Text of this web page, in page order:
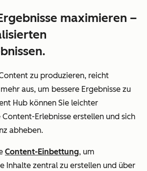
maximieren –
zu produzieren, reicht
aus, um bessere Ergebnisse zu
Hub können Sie leichter
Erlebnisse erstellen und sich
abheben.
Content-Einbettung, um
Inhalte zentral zu erstellen und über